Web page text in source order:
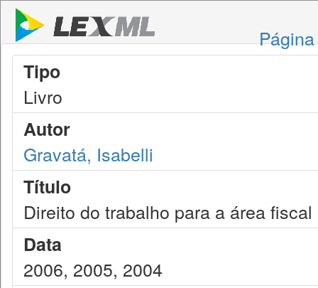
Tipo
Livro
Autor
Gravatá, Isabelli
Título
Direito do trabalho para a área fiscal
Data
2006, 2005, 2004